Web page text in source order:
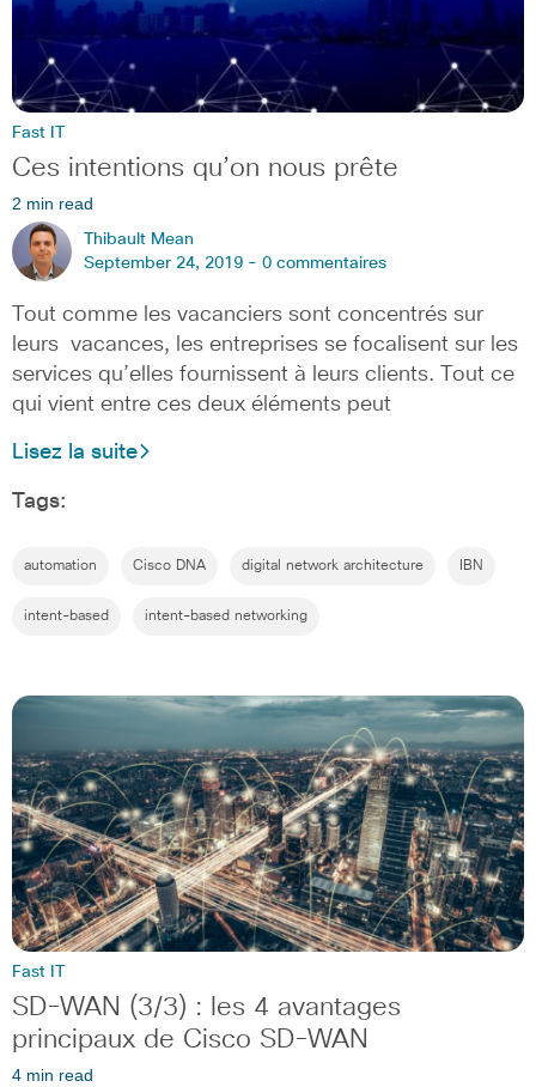
Fast IT
Ces intentions qu’on nous prête
2 min read
Thibault Mean
September 24, 2019 - 0 commentaires
Tout comme les vacanciers sont concentrés sur
leurs vacances, les entreprises se focalisent sur les
services qu’elles fournissent à leurs clients. Tout ce
qui vient entre ces deux éléments peut
Lisez la suite
Tags:
automation Cisco DNA digital network architecture IBN
intent-based intent-based networking
Fast IT
SD-WAN (3/3) : les 4 avantages
principaux de Cisco SD-WAN
4 min read